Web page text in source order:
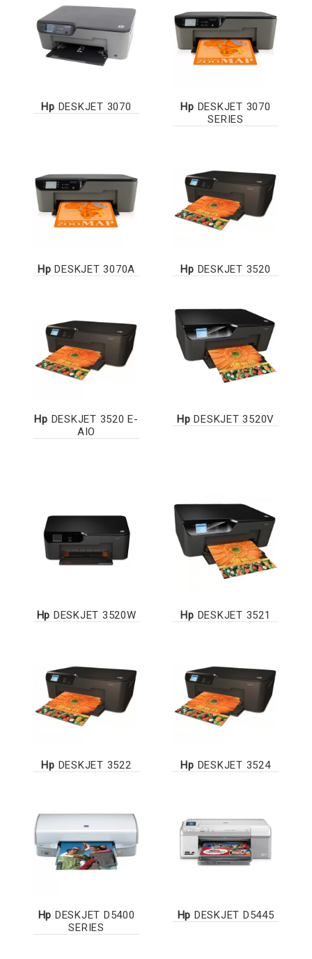
Hp DESKJET 3070 Hp DESKJET 3070
SERIES
Hp DESKJET 3070A Hp DESKJET 3520
Hp DESKJET 3520 E-
AIO
Hp DESKJET 3520V
Hp DESKJET 3520W Hp DESKJET 3521
Hp DESKJET 3522 Hp DESKJET 3524
Hp DESKJET D5400
SERIES
Hp DESKJET D5445